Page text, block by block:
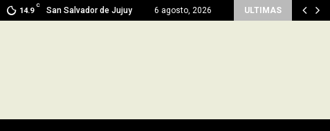
14.9
C
San Salvador de Jujuy 6 agosto, 2026 ULTIMAS
en Jujuy: prevén máximas de 26…